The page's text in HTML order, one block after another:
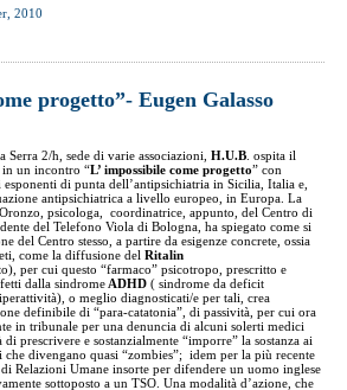
2010
progetto”- Eugen Galasso
2/h, sede di varie associazioni, H.U.B . ospita il
in un incontro “L’ impossibile come progetto” con
esponenti di punta dell’antipsichiatria in Sicilia, Italia e,
antipsichiatrica a livello europeo, in Europa. La
psicologa, coordinatrice, appunto, del Centro di
del Telefono Viola di Bologna, ha spiegato come si
del Centro stesso, a partire da esigenze concrete, ossia
come la diffusione del Ritalin
per cui questo “farmaco” psicotropo, prescritto e
dalla sindrome ADHD ( sindrome da deficit
o meglio diagnosticati/e per tali, crea
definibile di “para-catatonia”, di passività, per cui ora
in tribunale per una denuncia di alcuni solerti medici
di prescrivere e sostanzialmente “imporre” la sostanza ai
che divengano quasi “zombies”; idem per la più recente
Relazioni Umane insorte per difendere un uomo inglese
sottoposto a un TSO. Una modalità d’azione, che